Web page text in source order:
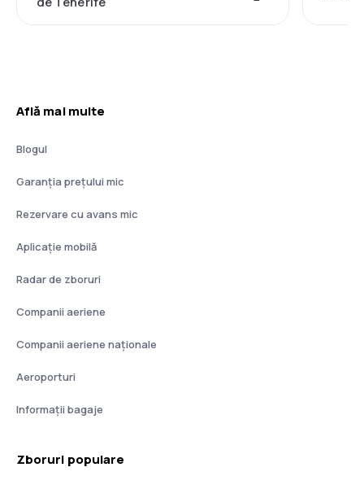
Află mai multe
Blogul
Garanția prețului mic
Rezervare cu avans mic
Aplicație mobilă
Radar de zboruri
Companii aeriene
Companii aeriene naţionale
Aeroporturi
Informații bagaje
Zboruri populare